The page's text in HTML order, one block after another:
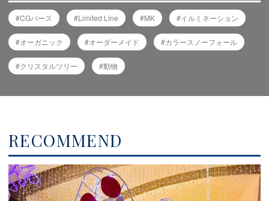
CGパース Limited Line MK イルミネーション
オーガニック オーダーメイド カラースノーフォール
クリスタルツリー 動物
RECOMMEND